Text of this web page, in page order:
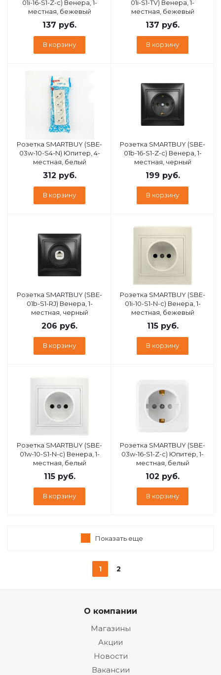
01i-16-S1-Z-c) Венера, 1-
местная, бежевый
137 руб.
В корзину
01i-S1-TV) Венера, 1-
местная, бежевый
137 руб.
В корзину
Розетка SMARTBUY (SBE-
03w-10-S4-N) Юпитер, 4-
местная, белый
312 руб.
В корзину
Розетка SMARTBUY (SBE-
01b-16-S1-Z-c) Венера, 1-
местная, черный
199 руб.
В корзину
Розетка SMARTBUY (SBE-
01b-S1-RJ) Венера, 1-
местная, черный
206 руб.
В корзину
Розетка SMARTBUY (SBE-
01i-10-S1-N-c) Венера, 1-
местная, бежевый
115руб.
В корзину
Розетка SMARTBUY (SBE-
01w-10-S1-N-c) Венера, 1-
местная, белый
115руб.
В корзину
Розетка SMARTBUY (SBE-
03w-16-S1-Z-c) Юпитер, 1-
местная, белый
102 руб.
В корзину
Показать еще
1 2
О компании
Магазины
Акции
Новости
Вакансии